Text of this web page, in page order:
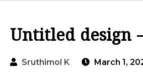
Untitled design
Sruthimol K March 1,